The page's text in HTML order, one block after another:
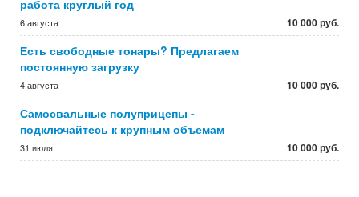
работа круглый год
6 августа 10 000 руб.
Есть свободные тонары? Предлагаем
постоянную загрузку
4 августа 10 000 руб.
Самосвальные полуприцепы -
подключайтесь к крупным объемам
31 июля 10 000 руб.